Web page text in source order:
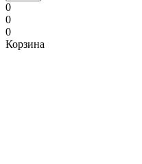
0
0
0
Корзина